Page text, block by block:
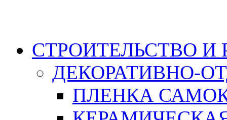
СТРОИТЕЛЬСТВО И
ДЕКОРАТИВНО-
ПЛЕНКА